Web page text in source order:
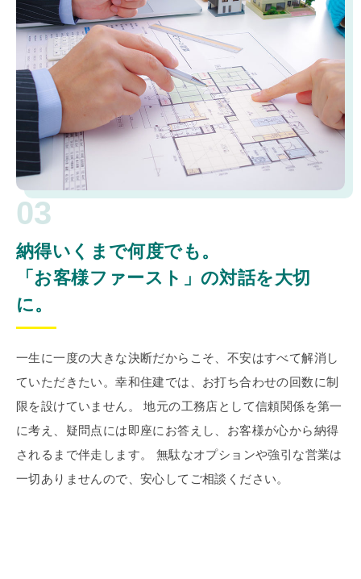
03
納得いくまで何度でも。
「お客様ファースト」の対話を大切
に。
一生に一度の大きな決断だからこそ、不安はすべて解消し
ていただきたい。幸和住建では、お打ち合わせの回数に制
限を設けていません。 地元の工務店として信頼関係を第一
に考え、疑問点には即座にお答えし、お客様が心から納得
されるまで伴走します。 無駄なオプションや強引な営業は
一切ありませんので、安心してご相談ください。